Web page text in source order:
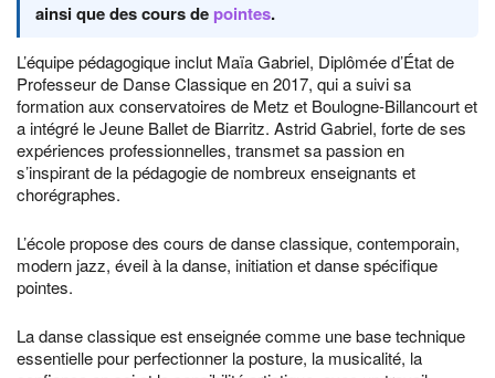
ainsi que des cours de pointes.
L’équipe pédagogique inclut Maïa Gabriel, Diplômée d’État de
Professeur de Danse Classique en 2017, qui a suivi sa
formation aux conservatoires de Metz et Boulogne-Billancourt et
a intégré le Jeune Ballet de Biarritz. Astrid Gabriel, forte de ses
expériences professionnelles, transmet sa passion en
s’inspirant de la pédagogie de nombreux enseignants et
chorégraphes.
L’école propose des cours de danse classique, contemporain,
modern jazz, éveil à la danse, initiation et danse spécifique
pointes.
La danse classique est enseignée comme une base technique
essentielle pour perfectionner la posture, la musicalité, la